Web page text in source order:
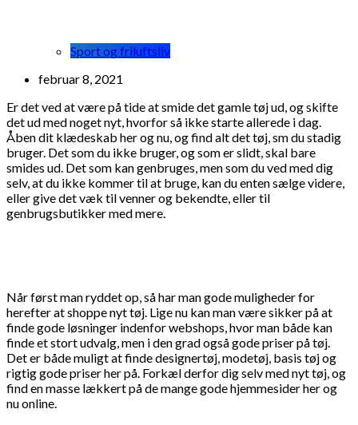
Sport og friluftsliv
februar 8, 2021
Er det ved at være på tide at smide det gamle tøj ud, og skifte
det ud med noget nyt, hvorfor så ikke starte allerede i dag.
Åben dit klædeskab her og nu, og find alt det tøj, sm du stadig
bruger. Det som du ikke bruger, og som er slidt, skal bare
smides ud. Det som kan genbruges, men som du ved med dig
selv, at du ikke kommer til at bruge, kan du enten sælge videre,
eller give det væk til venner og bekendte, eller til
genbrugsbutikker med mere.
Når først man ryddet op, så har man gode muligheder for
herefter at shoppe nyt tøj. Lige nu kan man være sikker på at
finde gode løsninger indenfor webshops, hvor man både kan
finde et stort udvalg, men i den grad også gode priser på tøj.
Det er både muligt at finde designertøj, modetøj, basis tøj og
rigtig gode priser her på. Forkæl derfor dig selv med nyt tøj, og
find en masse lækkert på de mange gode hjemmesider her og
nu online.